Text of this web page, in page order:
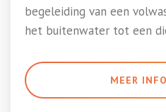
begeleiding van een
het buitenwater tot een
MEER